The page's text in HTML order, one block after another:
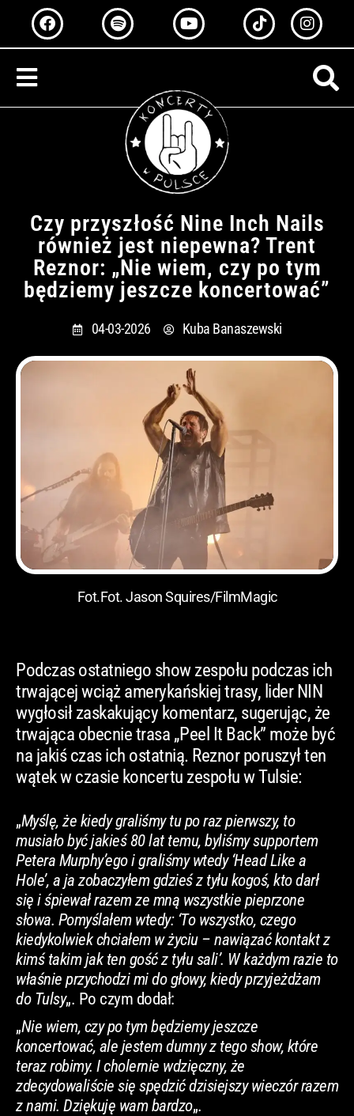
Przejdź F
a
c
o
S
p
o
y
Y
o
u
b
e
T
i
k
I
n
s
r
Czy przyszłość Nine Inch Nails
również jest niepewna? Trent
Reznor: „Nie wiem, czy po tym
będziemy jeszcze koncertować”
04-03-2026 Kuba Banaszewski
Fot.Fot. Jason Squires/FilmMagic
Podczas ostatniego show zespołu podczas ich
trwającej wciąż amerykańskiej trasy, lider NIN
wygłosił zaskakujący komentarz, sugerując, że
trwająca obecnie trasa „Peel It Back” może być
na jakiś czas ich ostatnią. Reznor poruszył ten
wątek w czasie koncertu zespołu w Tulsie:
„Myślę, że kiedy graliśmy tu po raz pierwszy, to
musiało być jakieś 80 lat temu, byliśmy supportem
Petera Murphy’ego i graliśmy wtedy ‘Head Like a
Hole’, a ja zobaczyłem gdzieś z tyłu kogoś, kto darł
się i śpiewał razem ze mną wszystkie pieprzone
słowa. Pomyślałem wtedy: ‘To wszystko, czego
kiedykolwiek chciałem w życiu – nawiązać kontakt z
kimś takim jak ten gość z tyłu sali’. W każdym razie to
właśnie przychodzi mi do głowy, kiedy przyjeżdżam
do Tulsy„. Po czym dodał:
„Nie wiem, czy po tym będziemy jeszcze
koncertować, ale jestem dumny z tego show, które
teraz robimy. I cholernie wdzięczny, że
zdecydowaliście się spędzić dzisiejszy wieczór razem
z nami. Dziękuję wam bardzo„.